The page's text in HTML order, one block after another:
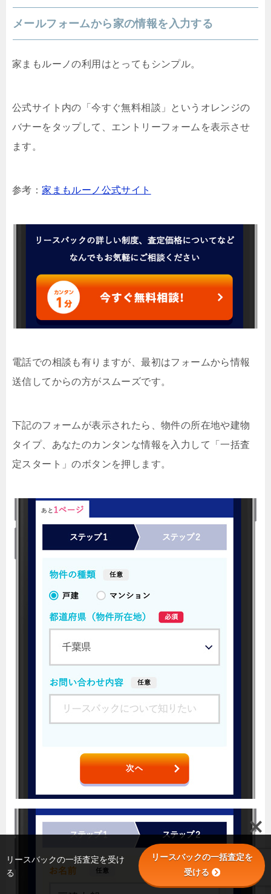
メールフォームから家の情報を入力する
家まもルーノの利用はとってもシンプル。
公式サイト内の「今すぐ無料相談」というオレンジの
バナーをタップして、エントリーフォームを表示させ
ます。
参考：家まもルーノ公式サイト
電話での相談も有りますが、最初はフォームから情報
送信してからの方がスムーズです。
下記のフォームが表示されたら、物件の所在地や建物
タイプ、あなたのカンタンな情報を入力して「一括査
定スタート」のボタンを押します。
リースバックの一括査定を受け
る
リースバックの一括査定を
受ける